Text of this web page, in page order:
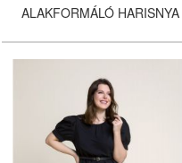
ALAKFORMÁLÓ HARISNYA